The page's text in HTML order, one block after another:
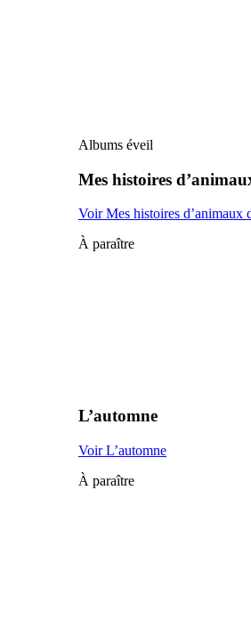
Albums éveil
Mes histoires
Voir Mes histoires d’animaux
À paraître
L’automne
Voir L’automne
À paraître